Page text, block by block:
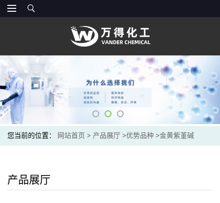
您当前的位置： 网站首页 > 产品展厅 >优势品种 >金黄紫堇碱
产品展厅